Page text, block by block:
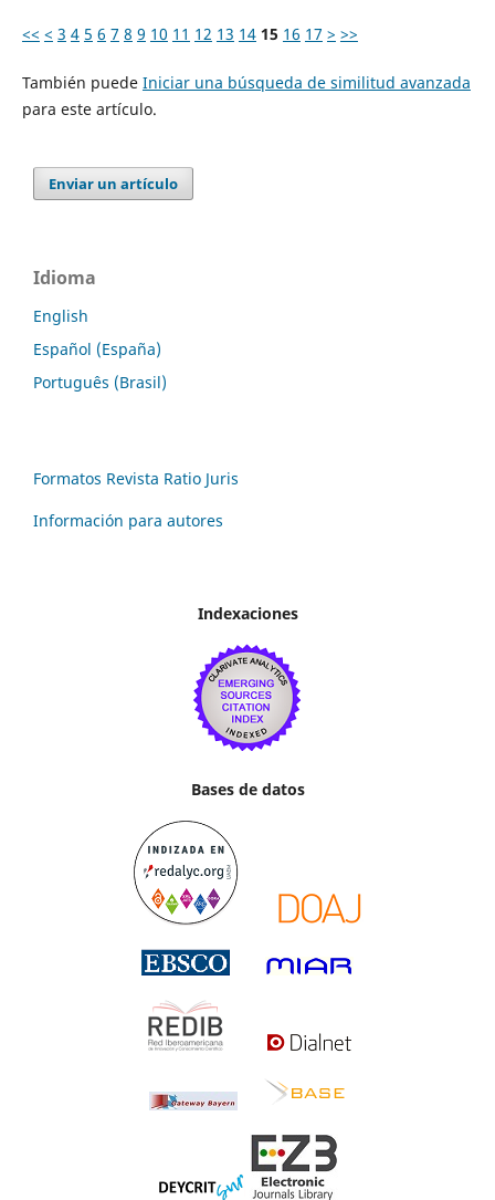
<< < 3 4 5 6 7 8 9 10 11 12 13 14 15 16 17 > >>
También puede Iniciar una búsqueda de similitud avanzada
para este artículo.
Enviar un artículo
Idioma
English
Español (España)
Português (Brasil)
Formatos Revista Ratio Juris
Información para autores
Indexaciones
Bases de datos